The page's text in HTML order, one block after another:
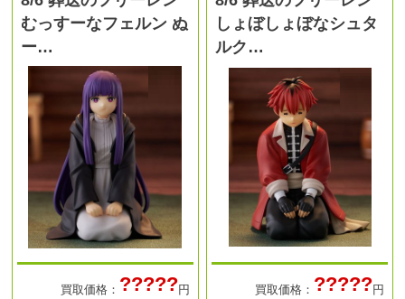
むっすーなフェルン ぬ
ー…
買取価格： ?????円
しょぼしょぼなシュタ
ルク…
買取価格： ?????円